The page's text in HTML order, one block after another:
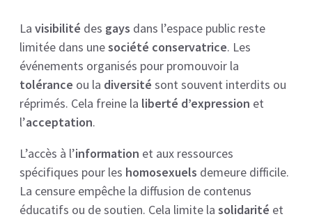
La visibilité des gays dans l’espace public reste
limitée dans unesociété conservatrice. Les
événements organisés pour promouvoir la
tolérance ou la diversité sont souvent interdits ou
réprimés. Cela freine la liberté d’expression et
l’acceptation.
L’accès à l’information et aux ressources
spécifiques pour les homosexuels demeure difficile.
La censure empêche la diffusion de contenus
éducatifs ou de soutien. Cela limite la solidarité et